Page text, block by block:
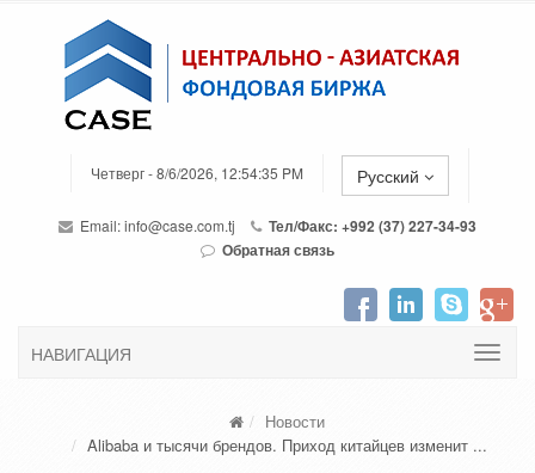
Четверг - 8/6/2026, 12:54:35 PM Русский
Email:info@case.com.tj
Тел/Факс: +992 (37) 227-34-93
Обратная связь
НАВИГАЦИЯ
Новости
Alibaba и тысячи брендов. Приход китайцев изменит ...